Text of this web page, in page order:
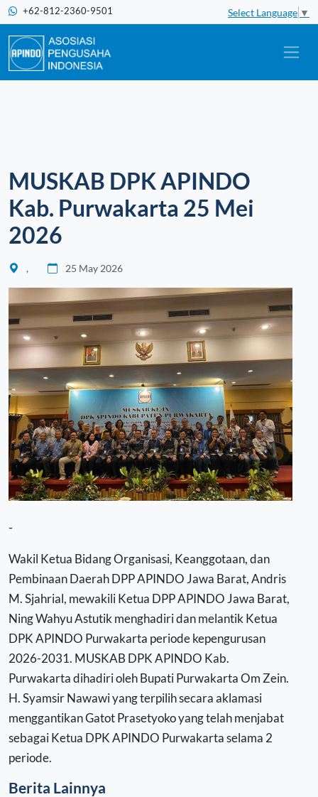
+62-812-2360-9501 Select Language ▼
MUSKAB DPK APINDO
Kab. Purwakarta 25 Mei
2026
, 25 May 2026
-
Wakil Ketua Bidang Organisasi, Keanggotaan, dan
Pembinaan Daerah DPP APINDO Jawa Barat, Andris
M. Sjahrial, mewakili Ketua DPP APINDO Jawa Barat,
Ning Wahyu Astutik menghadiri dan melantik Ketua
DPK APINDO Purwakarta periode kepengurusan
2026-2031. MUSKAB DPK APINDO Kab.
Purwakarta dihadiri oleh Bupati Purwakarta Om Zein.
H. Syamsir Nawawi yang terpilih secara aklamasi
menggantikan Gatot Prasetyoko yang telah menjabat
sebagai Ketua DPK APINDO Purwakarta selama 2
periode.
Berita Lainnya